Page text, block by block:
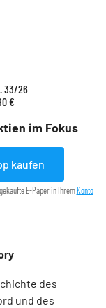
im Fokus
33/26
€
kaufen
E-Paper in Ihrem Konto
des
und des